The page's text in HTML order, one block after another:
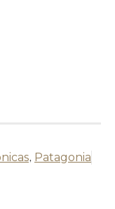
, Patagonia